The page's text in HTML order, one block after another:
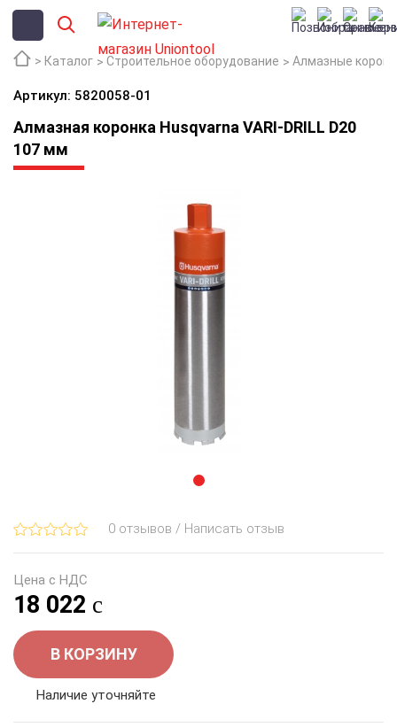
Каталог Строительное оборудование Алмазные
Артикул: 5820058-01
Алмазная коронка Husqvarna VARI-DRILL D20
107 мм
0 отзывов / Написать отзыв
Цена с НДС
18 022
В КОРЗИНУ
Наличие уточняйте